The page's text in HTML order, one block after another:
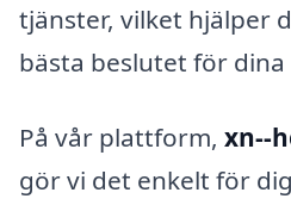
tjänster, vilket hjälper
bästa beslutet för dina
På vår plattform, xn--
gör vi det enkelt för